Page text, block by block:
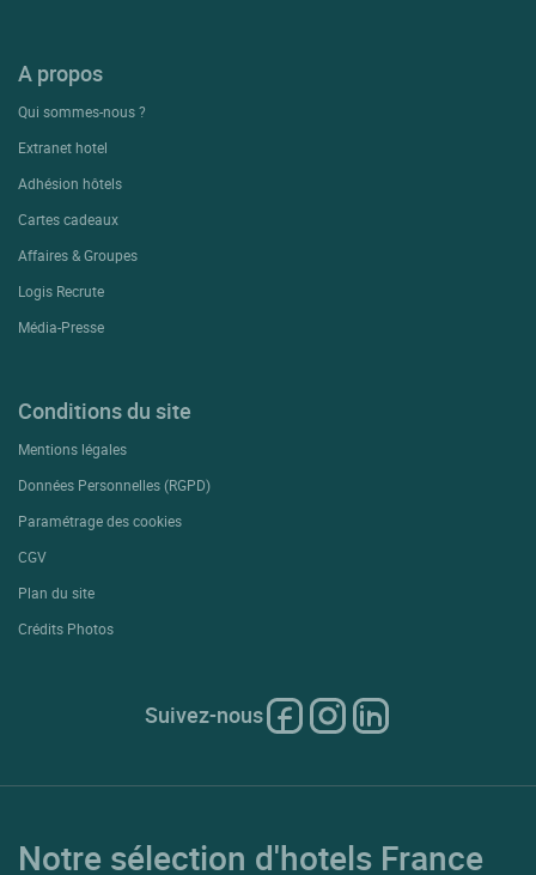
A propos
Qui sommes-nous ?
Extranet hotel
Adhésion hôtels
Cartes cadeaux
Affaires & Groupes
Logis Recrute
Média-Presse
Conditions du site
Mentions légales
Données Personnelles (RGPD)
Paramétrage des cookies
CGV
Plan du site
Crédits Photos
Suivez-nous
Notre sélection d'hotels France